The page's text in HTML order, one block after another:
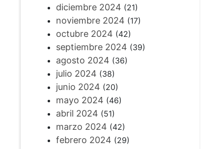
diciembre 2024 (21)
noviembre 2024 (17)
octubre 2024 (42)
septiembre 2024 (39)
agosto 2024 (36)
julio 2024 (38)
junio 2024 (20)
mayo 2024 (46)
abril 2024 (51)
marzo 2024 (42)
febrero 2024 (29)